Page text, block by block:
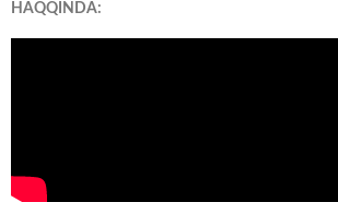
HAQQINDA: